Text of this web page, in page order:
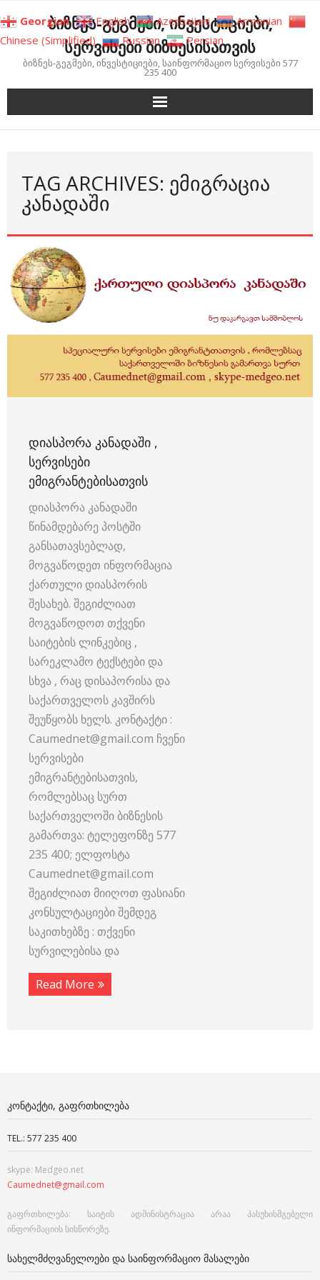
to
content
ბიზნეს-გეგმები, ინვესტიციები,
სერვისები ბიზნესისათვის
ბიზნეს-გეგმები, ინვესტიციები, საინფორმაციო სერვისები 577
235 400
TAG ARCHIVES: ᲔᲛᲘᲒᲠᲐᲪᲘᲐ
ᲙᲐᲜᲐᲓᲐᲨᲘ
ᲓᲘᲐᲡᲞᲝᲠᲐ ᲙᲐᲜᲐᲓᲐᲨᲘ ,
ᲡᲔᲠᲕᲘᲡᲔᲑᲘ
ᲔᲛᲘᲒᲠᲐᲜᲢᲔᲑᲘᲡᲐᲗᲕᲘᲡ
დიასპორა კანადაში
წინამდებარე პოსტში
განსათავსებლად,
მოგვაწოდეთ ინფორმაცია
ქართული დიასპორის
შესახებ. შეგიძლიათ
მოგვაწოდოთ თქვენი
საიტების ლინკებიც ,
სარეკლამო ტექსტები და
სხვა , რაც დისაპორისა და
საქართველოს კავშირს
შეუწყობს ხელს. კონტაქტი :
Caumednet@gmail.com ჩვენი
სერვისები
ემიგრანტებისათვის,
რომლებსაც სურთ
საქართველოში ბიზნესის
გამართვა: ტელეფონზე 577
235 400; ელფოსტა
Caumednet@gmail.com
შეგიძლიათ მიიღოთ ფასიანი
კონსულტაციები შემდეგ
საკითხებზე : თქვენი
სურვილებისა და
Read More
ᲙᲝᲜᲢᲐᲥᲢᲘ, ᲒᲐᲤᲠᲗᲮᲘᲚᲔᲑᲐ
TEL.: 577 235 400
skype: Medgeo.net
Caumednet@gmail.com
გაფრთხილება: საიტის ადმინისტრაცია არაა პასუხისმგებელი
ინფორმაციის სისწორეზე.
ᲡᲐᲮᲔᲚᲛᲫᲦᲕᲐᲜᲔᲚᲝᲔᲑᲘ ᲓᲐ ᲡᲐᲘᲜᲤᲝᲠᲛᲐᲪᲘᲝ ᲛᲐᲡᲐᲚᲔᲑᲘ
Georgian English Azerbaijani
Armenian
Chinese (Simplified)
Russian Persian